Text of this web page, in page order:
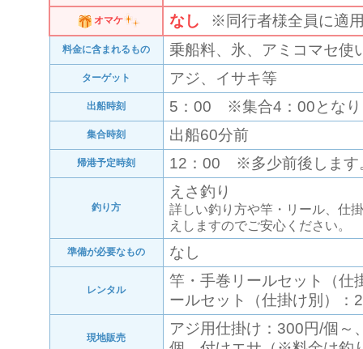
オマケ なし ※同行者様全員に適
料金に含まれるもの 乗船料、氷、アミコマセ使
ターゲット アジ、イサキ等
出船時刻 5：00 ※集合4：00となり
集合時刻 出船60分前
帰港予定時刻 12：00 ※多少前後します
釣り方
えさ釣り
詳しい釣り方や竿・リール、仕
えしますのでご安心ください。
準備が必要なもの なし
レンタル
竿・手巻リールセット（仕
ールセット（仕掛け別）：
現地販売
アジ用仕掛け：300円/個～